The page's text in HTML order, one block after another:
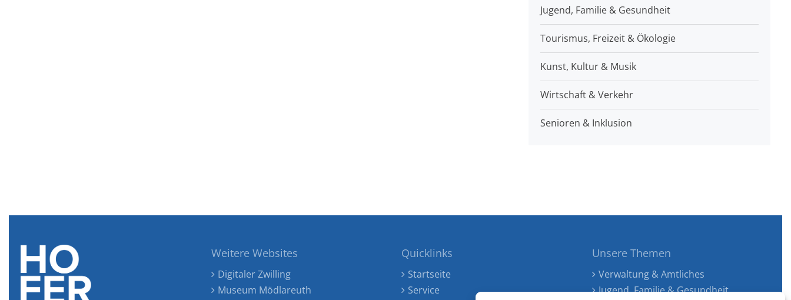
Jugend, Familie & Gesundheit
Tourismus, Freizeit & Ökologie
Kunst, Kultur & Musik
Wirtschaft & Verkehr
Senioren & Inklusion
Weitere Websites
Digitaler Zwilling
Museum Mödlareuth
Quicklinks
Startseite
Service
Unsere Themen
Verwaltung & Amtliches
Jugend, Familie & Gesundheit